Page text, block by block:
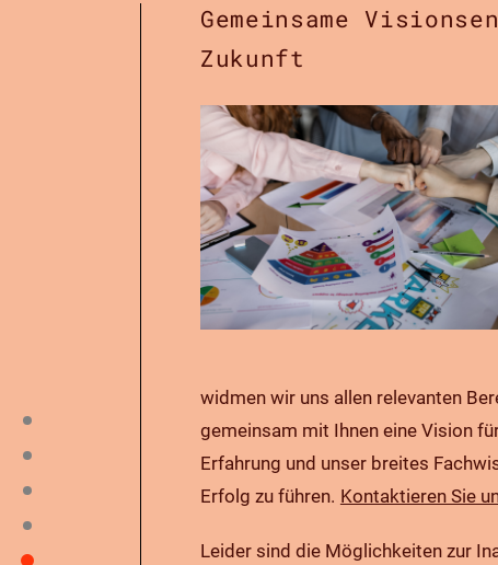
Gemeinsame
Zukunft
widmen wir uns allen relevanten
gemeinsam mit Ihnen eine Vision
Erfahrung und unser breites
Erfolg zu führen. Kontaktieren Sie
Leider sind die Möglichkeiten zur